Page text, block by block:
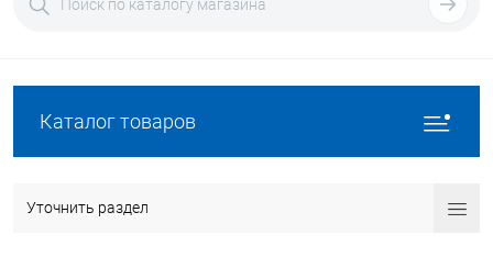
Каталог товаров
Уточнить раздел